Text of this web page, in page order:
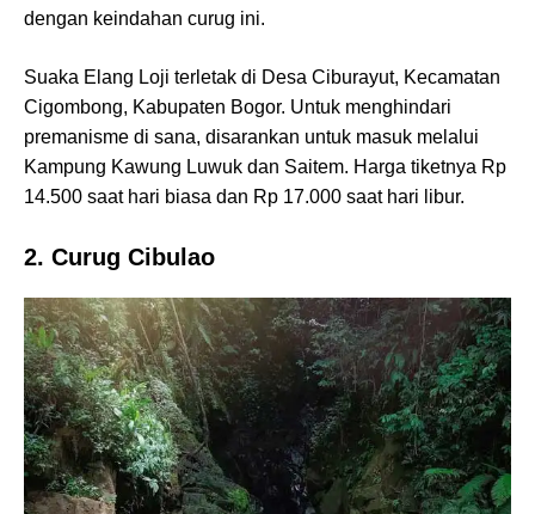
dengan keindahan curug ini.
Suaka Elang Loji terletak di Desa Ciburayut, Kecamatan
Cigombong, Kabupaten Bogor. Untuk menghindari
premanisme di sana, disarankan untuk masuk melalui
Kampung Kawung Luwuk dan Saitem. Harga tiketnya Rp
14.500 saat hari biasa dan Rp 17.000 saat hari libur.
2. Curug Cibulao